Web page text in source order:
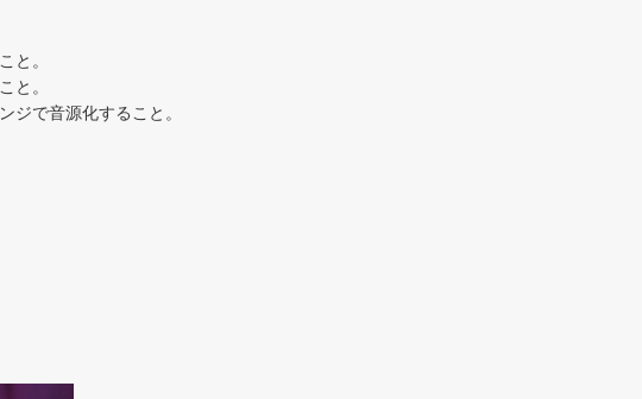
と。
と。
ジで音源化すること。